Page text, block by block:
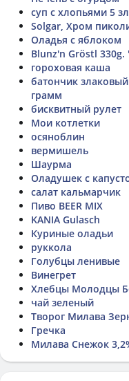
суп с хлопьями 5
Solgar, Хром
Оладья с яблоком
Blunz'n Gröstl
гороховая каша
батончик
грамм
бисквитный рулет
Мои котлетки
осяноблин
вермишель
Шаурма
Оладушек с
салат кальмарчик
Пиво BEER MIX
KANIA Gulasch
Куриные оладьи
руккола
Голубцы ленивые
Винегрет
Хлебцы Молодцы
чай зеленый
Творог Милава
Гречка
Милава Снежок